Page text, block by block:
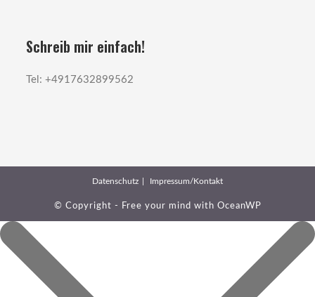
Schreib mir einfach!
Tel: +4917632899562
Datenschutz Impressum/Kontakt
© Copyright - Free your mind with OceanWP